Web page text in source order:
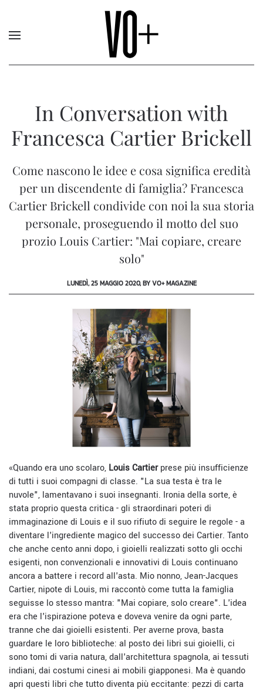
In Conversation with
Francesca Cartier Brickell
Come nascono le idee e cosa significa eredità
per un discendente di famiglia? Francesca
Cartier Brickell condivide con noi la sua storia
personale, proseguendo il motto del suo
prozio Louis Cartier: "Mai copiare, creare
solo"
LUNEDÌ, 25 MAGGIO 2020, BY VO+ MAGAZINE
«Quando era uno scolaro, Louis Cartierprese più insufficienze
di tutti i suoi compagni di classe. "La sua testa è tra le
nuvole", lamentavano i suoi insegnanti. Ironia della sorte, è
stata proprio questa critica - gli straordinari poteri di
immaginazione di Louis e il suo rifiuto di seguire le regole - a
diventare l'ingrediente magico del successo dei Cartier. Tanto
che anche cento anni dopo, i gioielli realizzati sotto gli occhi
esigenti, non convenzionali e innovativi di Louis continuano
ancora a battere i record all'asta. Mio nonno, Jean-Jacques
Cartier, nipote di Louis, mi raccontò come tutta la famiglia
seguisse lo stesso mantra: "Mai copiare, solo creare". L'idea
era che l'ispirazione poteva e doveva venire da ogni parte,
tranne che dai gioielli esistenti. Per averne prova, basta
guardare le loro biblioteche: al posto dei libri sui gioielli, ci
sono tomi di varia natura, dall'architettura spagnola, ai tessuti
indiani, dai costumi cinesi ai mobili giapponesi. Ma è quando
apri questi libri che tutto diventa più eccitante: pezzi di carta